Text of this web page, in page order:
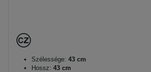
Szélessége: 43 cm
Hossz: 43 cm